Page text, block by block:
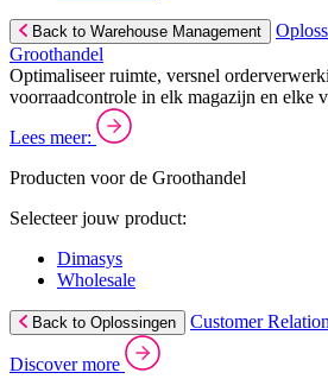
Back to Warehouse Management
Groothandel
Optimaliseer ruimte, versnel
voorraadcontrole in elk magazijn en elke
Lees meer:
Producten voor de Groothandel
Selecteer jouw product:
Dimasys
Wholesale
Back to Oplossingen Customer
Discover more